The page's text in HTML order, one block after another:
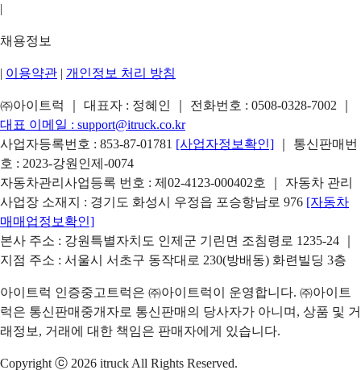
|
채용정보
| 이용약관 | 개인정보 처리 방침
㈜아이트럭 ｜ 대표자 : 정혜인 ｜ 전화번호 : 0508-0328-7002
대표 이메일 : support@itruck.co.kr
사업자등록번호 : 853-87-01781 [사업자정보확인]
｜ 통신판매번
호 : 2023-강원인제-0074
자동차관리사업등록 번호 : 제02-4123-000402호 ｜ 자동차 관리
사업장 소재지 : 경기도 화성시 우정읍 포승항남로 976 [자동차
매매업정보확인]
본사 주소 : 강원특별자치도 인제군 기린면 조침령로 1235-24 ｜
지점 주소 : 서울시 서초구 동작대로 230(방배동) 화련빌딩 3층
아이트럭 인증중고트럭은 ㈜아이트럭이 운영합니다. ㈜아이트
럭은 통신판매중개자로 통신판매의 당사자가 아니며, 상품 및 거
래정보, 거래에 대한 책임은 판매자에게 있습니다.
Copyright ⓒ 2026 itruck All Rights Reserved.